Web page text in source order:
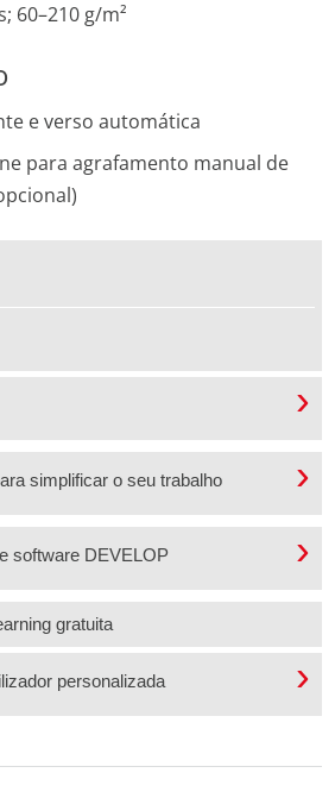
60–210 g/m²
e verso automática
para agrafamento manual de
simplificar o seu trabalho
software DEVELOP
gratuita
personalizada